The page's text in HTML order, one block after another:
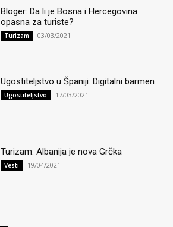
Bloger: Da li je Bosna i Hercegovina
opasna za turiste?
Turizam 03/03/2021
Ugostiteljstvo u Španiji: Digitalni barmen
Ugostiteljstvo 17/03/2021
Turizam: Albanija je nova Grčka
Vesti 19/04/2021